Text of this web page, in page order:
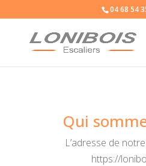
04 68 54
Qui
L’adresse de
https://